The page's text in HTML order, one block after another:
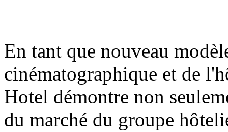
En tant que nouveau
cinématographique et de
Hotel démontre non
du marché du groupe